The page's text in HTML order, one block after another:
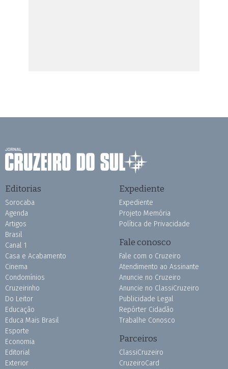
Editorias
Sorocaba
Agenda
Artigos
Brasil
Canal 1
Casa e Acabamento
Cinema
Condomínios
Cruzeirinho
Do Leitor
Educação
Educa Mais Brasil
Esporte
Economia
Editorial
Exterior
Expediente
Expediente
Projeto Memória
Política de Privacidade
Fale conosco
Fale com o Cruzeiro
Atendimento ao Assinante
Anuncie no Cruzeiro
Anuncie no ClassiCruzeiro
Publicidade Legal
Repórter Cidadão
Trabalhe Conosco
Parceiros
ClassiCruzeiro
CruzeiroCard